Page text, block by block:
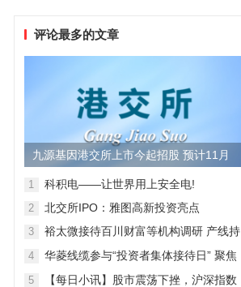
评论最多的文章
九源基因港交所上市今起招股 预计11月
28日上市
1 科积电——让世界用上安全电!
2 北交所IPO：雅图高新投资亮点
3
裕太微接待百川财富等机构调研 产线持
4
华菱线缆参与“投资者集体接待日” 聚焦
5
【每日小讯】股市震荡下挫，沪深指数